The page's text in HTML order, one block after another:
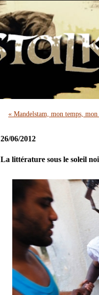
« Mandelstam, mon temps,
26/06/2012
La littérature sous le soleil